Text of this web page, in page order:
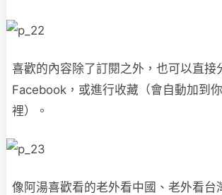
喜歡的內容除了訂閱之外，也可以直接
Facebook，或進行收藏（會自動加到
裡）。
像阿湯喜歡看的老外看中國、老外看台